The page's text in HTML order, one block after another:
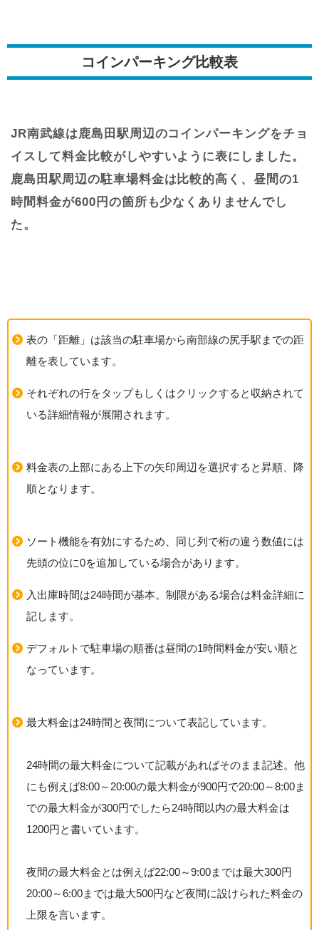
コインパーキング比較表
JR南武線は鹿島田駅周辺のコインパーキングをチョ
イスして料金比較がしやすいように表にしました。
鹿島田駅周辺の駐車場料金は比較的高く、昼間の1
時間料金が600円の箇所も少なくありませんでし
た。
表の「距離」は該当の駐車場から南部線の尻手駅までの距
離を表しています。
それぞれの行をタップもしくはクリックすると収納されて
いる詳細情報が展開されます。
料金表の上部にある上下の矢印周辺を選択すると昇順、降
順となります。
ソート機能を有効にするため、同じ列で桁の違う数値には
先頭の位に0を追加している場合があります。
入出庫時間は24時間が基本。制限がある場合は料金詳細に
記します。
デフォルトで駐車場の順番は昼間の1時間料金が安い順と
なっています。
最大料金は24時間と夜間について表記しています。
24時間の最大料金について記載があればそのまま記述。他
にも例えば8:00～20:00の最大料金が900円で20:00～8:00ま
での最大料金が300円でしたら24時間以内の最大料金は
1200円と書いています。
夜間の最大料金とは例えば22:00～9:00までは最大300円
20:00～6:00までは最大500円など夜間に設けられた料金の
上限を言います。